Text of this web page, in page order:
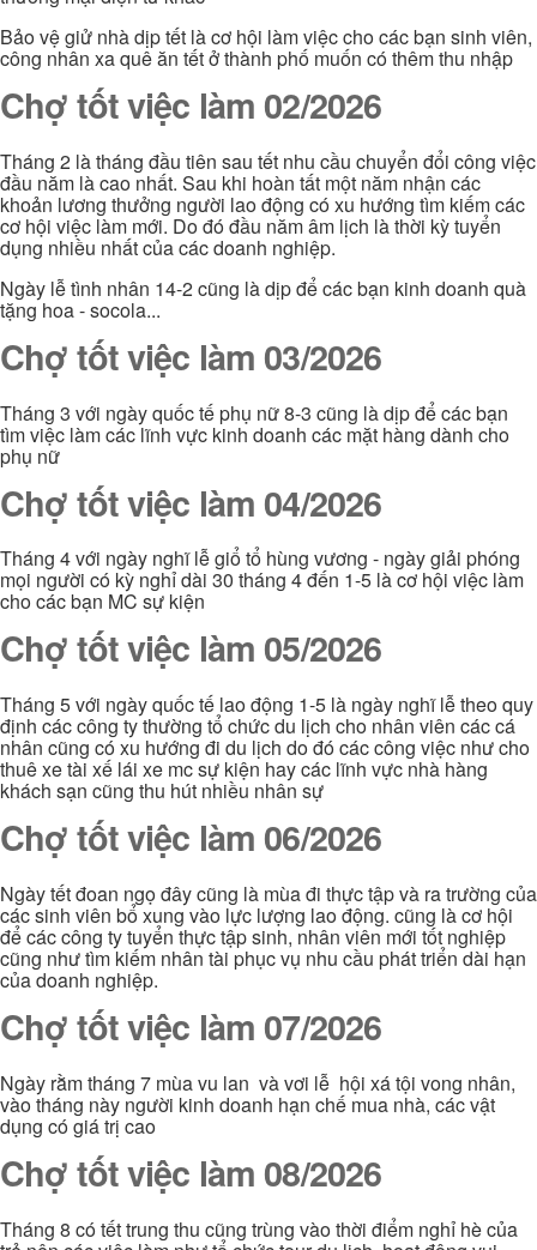
Bảo vệ giử nhà dịp tết là cơ hội làm việc cho các bạn sinh viên,
công nhân xa quê ăn tết ở thành phố muốn có thêm thu nhập
Chợ tốt việc làm 02/2026
Tháng 2 là tháng đầu tiên sau tết nhu cầu chuyển đổi công việc
đầu năm là cao nhất. Sau khi hoàn tất một năm nhận các
khoản lương thưởng người lao động có xu hướng tìm kiếm các
cơ hội việc làm mới. Do đó đầu năm âm lịch là thời kỳ tuyển
dụng nhiều nhất của các doanh nghiệp.
Ngày lễ tình nhân 14-2 cũng là dịp để các bạn kinh doanh quà
tặng hoa - socola...
Chợ tốt việc làm 03/2026
Tháng 3 với ngày quốc tế phụ nữ 8-3 cũng là dịp để các bạn
tìm việc làm các lĩnh vực kinh doanh các mặt hàng dành cho
phụ nữ
Chợ tốt việc làm 04/2026
Tháng 4 với ngày nghĩ lễ giổ tổ hùng vương - ngày giải phóng
mọi người có kỳ nghỉ dài 30 tháng 4 đến 1-5 là cơ hội việc làm
cho các bạn MC sự kiện
Chợ tốt việc làm 05/2026
Tháng 5 với ngày quốc tế lao động 1-5 là ngày nghĩ lễ theo quy
định các công ty thường tổ chức du lịch cho nhân viên các cá
nhân cũng có xu hướng đi du lịch do đó các công việc như cho
thuê xe tài xế lái xe mc sự kiện hay các lĩnh vực nhà hàng
khách sạn cũng thu hút nhiều nhân sự
Chợ tốt việc làm 06/2026
Ngày tết đoan ngọ đây cũng là mùa đi thực tập và ra trường của
các sinh viên bổ xung vào lực lượng lao động. cũng là cơ hội
để các công ty tuyển thực tập sinh, nhân viên mới tốt nghiệp
cũng như tìm kiếm nhân tài phục vụ nhu cầu phát triển dài hạn
của doanh nghiệp.
Chợ tốt việc làm 07/2026
Ngày rằm tháng 7 mùa vu lan và vơi lễ hội xá tội vong nhân,
vào tháng này người kinh doanh hạn chế mua nhà, các vật
dụng có giá trị cao
Chợ tốt việc làm 08/2026
Tháng 8 có tết trung thu cũng trùng vào thời điểm nghỉ hè của